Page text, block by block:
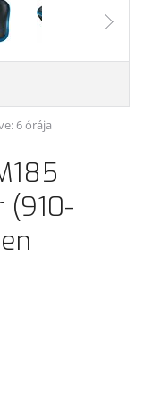
6 órája
(910-